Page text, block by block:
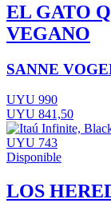
EL GATO
VEGANO
SANNE
UYU 990
UYU 841,50
UYU 743
Disponible
LOS